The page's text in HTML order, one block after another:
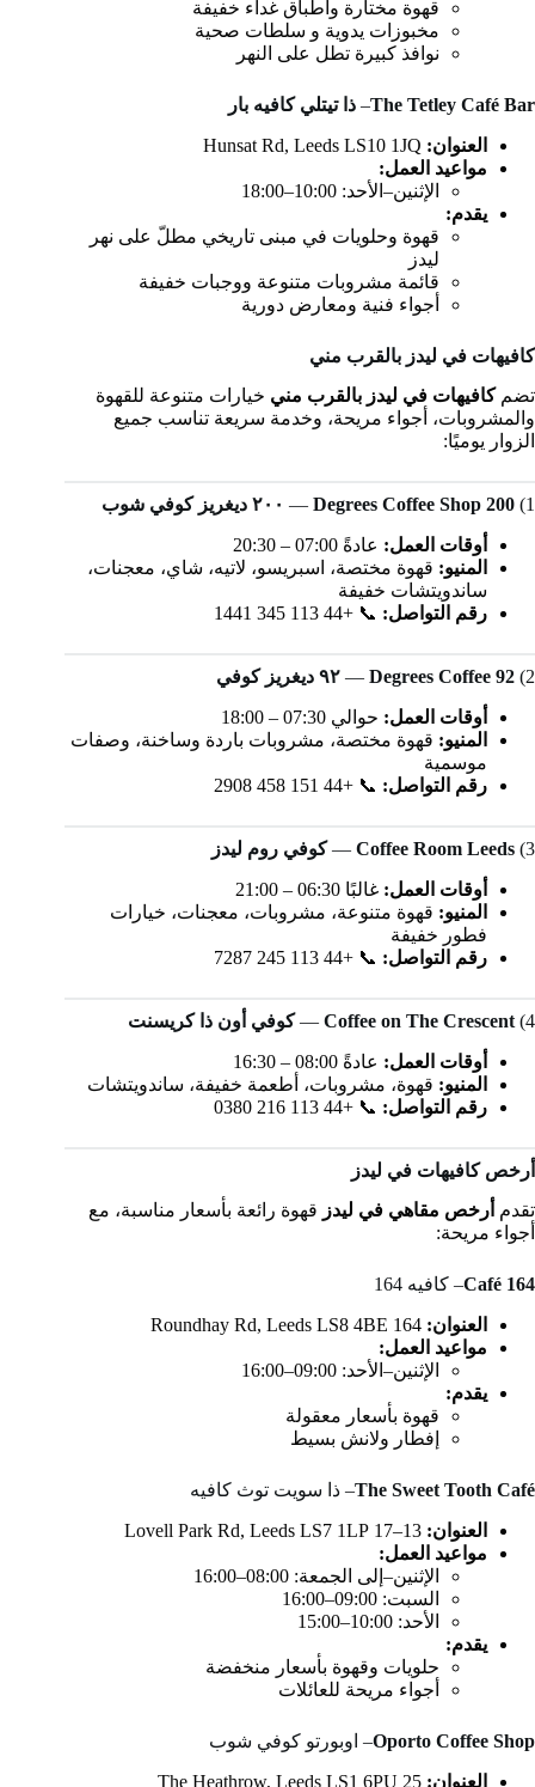
قهوة مختارة وأطباق غداء خفيفة
مخبوزات يدوية و سلطات صحية
نوافذ كبيرة تطل على النهر
The Tetley Café Bar
– ذا تيتلي كافيه بار
العنوان:
مواعيد العمل:
الإثنين–الأحد: 10:00–18:00
يقدم:
قهوة وحلويات في مبنى تاريخي مطلّ على نهر
ليدز
قائمة مشروبات متنوعة ووجبات خفيفة
أجواء فنية ومعارض دورية
كافيهات في ليدز بالقرب مني
تضمكافيهات في ليدز بالقرب مني خيارات متنوعة للقهوة
والمشروبات، أجواء مريحة، وخدمة سريعة تناسب جميع
الزوار يوميًا:
1)
200 Degrees Coffee Shop
— ٢٠٠ ديغريز كوفي شوب
أوقات العمل: عادةً 07:00 – 20:30
المنيو: قهوة مختصة، اسبريسو، لاتيه، شاي، معجنات،
ساندويتشات خفيفة
رقم التواصل: 📞 +44 113 345 1441
2)
92 Degrees Coffee
— ٩٢ ديغريز كوفي
أوقات العمل: حوالي 07:30 – 18:00
المنيو: قهوة مختصة، مشروبات باردة وساخنة، وصفات
موسمية
رقم التواصل: 📞 +44 151 458 2908
3)
Coffee Room Leeds
—كوفي روم ليدز
أوقات العمل: غالبًا 06:30 – 21:00
المنيو: قهوة متنوعة، مشروبات، معجنات، خيارات
فطور خفيفة
رقم التواصل: 📞 +44 113 245 7287
4)
Coffee on The Crescent
—كوفي أون ذا كريسنت
أوقات العمل: عادةً 08:00 – 16:30
المنيو: قهوة، مشروبات، أطعمة خفيفة، ساندويتشات
رقم التواصل: 📞 +44 113 216 0380
أرخص كافيهات في ليدز
تقدم أرخص مقاهي في ليدز قهوة رائعة بأسعار مناسبة، مع
أجواء مريحة:
Café 164– كافيه 164
العنوان:
مواعيد العمل:
الإثنين–الأحد: 09:00–16:00
يقدم:
قهوة بأسعار معقولة
إفطار ولانش بسيط
The Sweet Tooth Café– ذا سويت توث كافيه
العنوان:
مواعيد العمل:
الإثنين–إلى الجمعة: 08:00–16:00
السبت: 09:00–16:00
الأحد: 10:00–15:00
يقدم:
حلويات وقهوة بأسعار منخفضة
أجواء مريحة للعائلات
Oporto Coffee Shop– اوبورتو كوفي شوب
العنوان: